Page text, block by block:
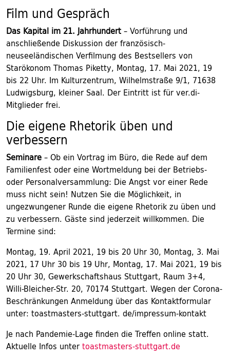
Film und Gespräch
Das Kapital im 21. Jahrhundert– Vorführung und
anschließende Diskussion der französisch-
neuseeländischen Verfilmung des Bestsellers von
Starökonom Thomas Piketty, Montag, 17. Mai 2021, 19
bis 22 Uhr. Im Kulturzentrum, Wilhelmstraße 9/1, 71638
Ludwigsburg, kleiner Saal. Der Eintritt ist für ver.di-
Mitglieder frei.
Die eigene Rhetorik üben und
verbessern
Seminare– Ob ein Vortrag im Büro, die Rede auf dem
Familienfest oder eine Wortmeldung bei der Betriebs-
oder Personalversammlung: Die Angst vor einer Rede
muss nicht sein! Nutzen Sie die Möglichkeit, in
ungezwungener Runde die eigene Rhetorik zu üben und
zu verbessern. Gäste sind jederzeit willkommen. Die
Termine sind:
Montag, 19. April 2021, 19 bis 20 Uhr 30, Montag, 3. Mai
2021, 17 Uhr 30 bis 19 Uhr, Montag, 17. Mai 2021, 19 bis
20 Uhr 30, Gewerkschaftshaus Stuttgart, Raum 3+4,
Willi-Bleicher-Str. 20, 70174 Stuttgart. Wegen der Corona-
Beschränkungen Anmeldung über das Kontaktformular
unter: toastmasters-stuttgart. de/impressum-kontakt
Je nach Pandemie-Lage finden die Treffen online statt.
Aktuelle Infos untertoastmasters-stuttgart.de